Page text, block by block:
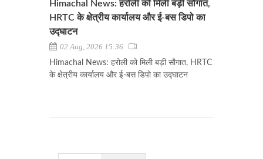
Himachal News: हरोली को मिली बड़ी सौगात,
HRTC के क्षेत्रीय कार्यालय और ई-बस डिपो का
उद्घाटन
02 Aug, 2026 15:36
Himachal News: हरोली को मिली बड़ी सौगात, HRTC
के क्षेत्रीय कार्यालय और ई-बस डिपो का उद्घाटन